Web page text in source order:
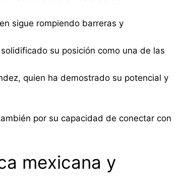
sigue rompiendo barreras y
su posición como una de las
quien ha demostrado su potencial y
por su capacidad de conectar con
mexicana y